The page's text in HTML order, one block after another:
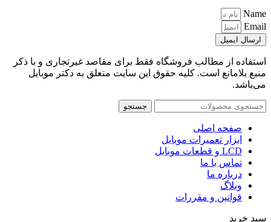
Name
Email
ارسال ایمیل
استفاده از مطالب فروشگاه فقط برای مقاصد غیرتجاری و با ذکر
منبع بلامانع است. کلیه حقوق این سایت متعلق به دکتر موبایل
می‌باشد.
جستجو
صفحه اصلی
ابزار تعمیرات موبایل
LCD و قطعات موبایل
تماس با ما
درباره ما
وبلاگ
قوانین و مقررات
سبد خرید